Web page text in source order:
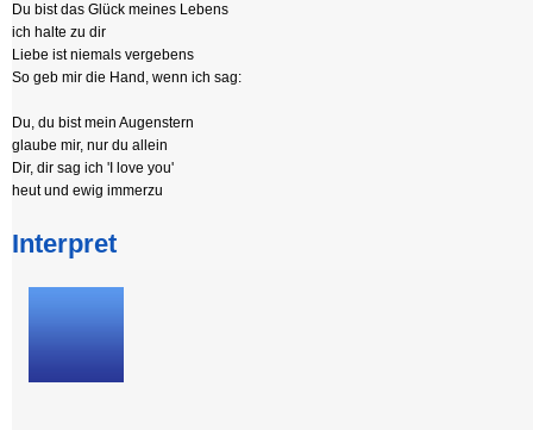
Du bist das Glück meines Lebens
ich halte zu dir
Liebe ist niemals vergebens
So geb mir die Hand, wenn ich sag:
Du, du bist mein Augenstern
glaube mir, nur du allein
Dir, dir sag ich 'I love you'
heut und ewig immerzu
Interpret